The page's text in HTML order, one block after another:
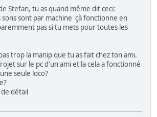
Stefan, tu as quand même dit ceci:
sons sont par machine çà fonctionne en
pas si tu mets pour toutes les
trop la manip que tu as fait chez ton ami.
sur le pc d'un ami et la cela a fonctionné
seule loco?
détail